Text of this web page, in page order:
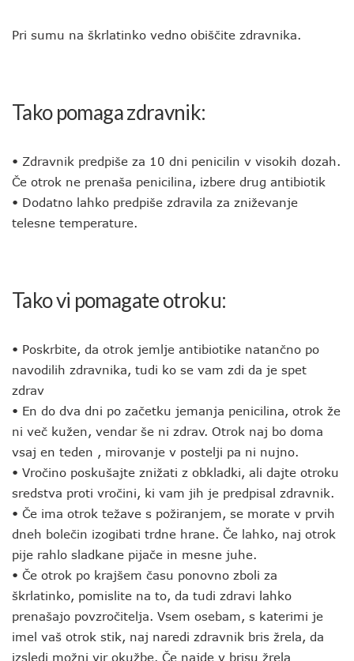
Pri sumu na škrlatinko vedno obiščite zdravnika.
Tako pomaga zdravnik:
• Zdravnik predpiše za 10 dni penicilin v visokih dozah.
Če otrok ne prenaša penicilina, izbere drug antibiotik
• Dodatno lahko predpiše zdravila za zniževanje
telesne temperature.
Tako vi pomagate otroku:
• Poskrbite, da otrok jemlje antibiotike natančno po
navodilih zdravnika, tudi ko se vam zdi da je spet
zdrav
• En do dva dni po začetku jemanja penicilina, otrok že
ni več kužen, vendar še ni zdrav. Otrok naj bo doma
vsaj en teden , mirovanje v postelji pa ni nujno.
• Vročino poskušajte znižati z obkladki, ali dajte otroku
sredstva proti vročini, ki vam jih je predpisal zdravnik.
• Če ima otrok težave s požiranjem, se morate v prvih
dneh bolečin izogibati trdne hrane. Če lahko, naj otrok
pije rahlo sladkane pijače in mesne juhe.
• Če otrok po krajšem času ponovno zboli za
škrlatinko, pomislite na to, da tudi zdravi lahko
prenašajo povzročitelja. Vsem osebam, s katerimi je
imel vaš otrok stik, naj naredi zdravnik bris žrela, da
izsledi možni vir okužbe. Če najde v brisu žrela